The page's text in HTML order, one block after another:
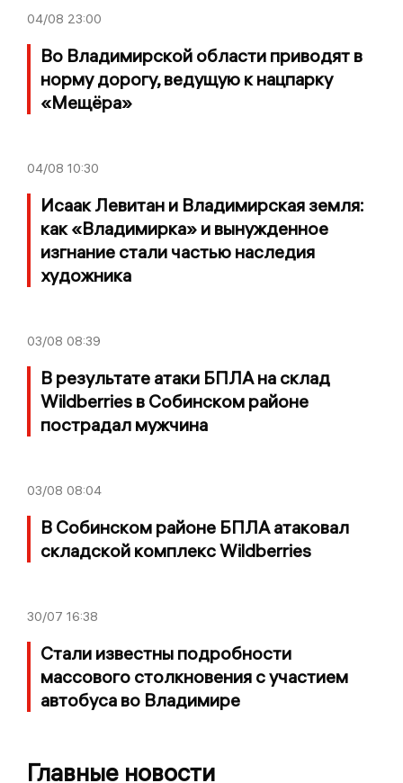
04/08 23:00
Во Владимирской области приводят в
норму дорогу, ведущую к нацпарку
«Мещёра»
04/08 10:30
Исаак Левитан и Владимирская земля:
как «Владимирка» и вынужденное
изгнание стали частью наследия
художника
03/08 08:39
В результате атаки БПЛА на склад
Wildberries в Собинском районе
пострадал мужчина
03/08 08:04
В Собинском районе БПЛА атаковал
складской комплекс Wildberries
30/07 16:38
Стали известны подробности
массового столкновения с участием
автобуса во Владимире
Главные новости